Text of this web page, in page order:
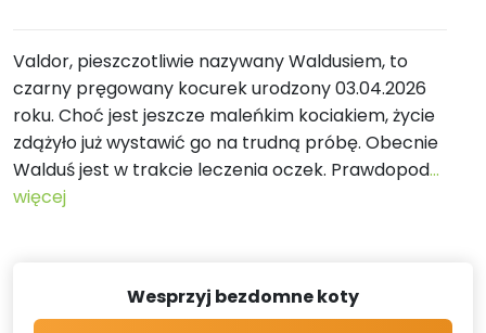
Valdor, pieszczotliwie nazywany Waldusiem, to
czarny pręgowany kocurek urodzony 03.04.2026
roku. Choć jest jeszcze maleńkim kociakiem, życie
zdążyło już wystawić go na trudną próbę. Obecnie
Walduś jest w trakcie leczenia oczek. Prawdopod...
więcej
Wesprzyj bezdomne koty